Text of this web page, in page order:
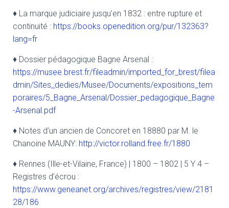
♦ La marque judiciaire jusqu’en 1832 : entre rupture et
continuité : https://books.openedition.org/pur/132363?
lang=fr
♦ Dossier pédagogique Bagne Arsenal :
https://musee.brest.fr/fileadmin/imported_for_brest/filea
dmin/Sites_dedies/Musee/Documents/expositions_tem
poraires/5_Bagne_Arsenal/Dossier_pedagogique_Bagne
-Arsenal.pdf
♦ Notes d’un ancien de Concoret en 18880 par M. le
Chanoine MAUNY: http://victor.rolland.free.fr/1880
♦ Rennes (Ille-et-Vilaine, France) | 1800 – 1802 | 5 Y 4 –
Registres d’écrou :
https://www.geneanet.org/archives/registres/view/2181
28/186